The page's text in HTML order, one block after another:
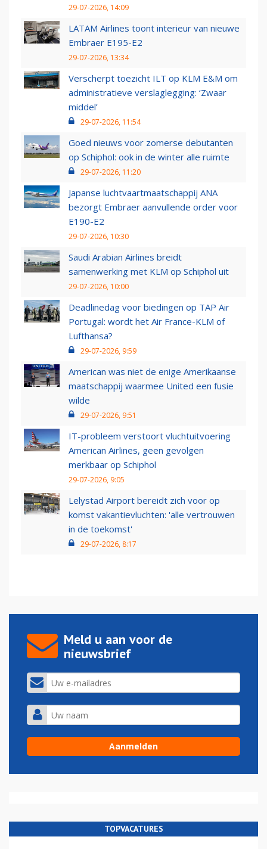
29-07-2026, 14:09
LATAM Airlines toont interieur van nieuwe
Embraer E195-E2
29-07-2026, 13:34
Verscherpt toezicht ILT op KLM E&M om
administratieve verslaglegging: ‘Zwaar
middel’
29-07-2026, 11:54
Goed nieuws voor zomerse debutanten
op Schiphol: ook in de winter alle ruimte
29-07-2026, 11:20
Japanse luchtvaartmaatschappij ANA
bezorgt Embraer aanvullende order voor
E190-E2
29-07-2026, 10:30
Saudi Arabian Airlines breidt
samenwerking met KLM op Schiphol uit
29-07-2026, 10:00
Deadlinedag voor biedingen op TAP Air
Portugal: wordt het Air France-KLM of
Lufthansa?
29-07-2026, 9:59
American was niet de enige Amerikaanse
maatschappij waarmee United een fusie
wilde
29-07-2026, 9:51
IT-probleem verstoort vluchtuitvoering
American Airlines, geen gevolgen
merkbaar op Schiphol
29-07-2026, 9:05
Lelystad Airport bereidt zich voor op
komst vakantievluchten: 'alle vertrouwen
in de toekomst'
29-07-2026, 8:17
Meld u aan voor de
nieuwsbrief
TOPVACATURES